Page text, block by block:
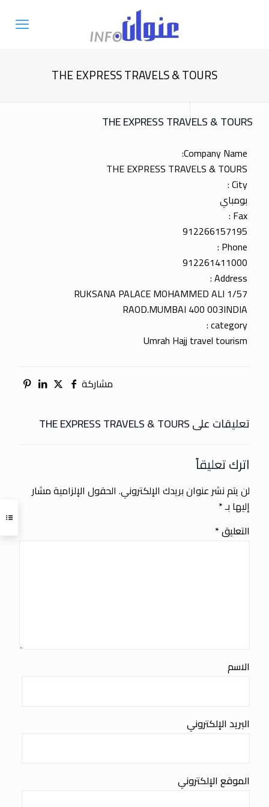
THE EXPRESS TRAVELS & TOURS
THE EXPRESS TRAVELS & TOURS
Company Name:
THE EXPRESS TRAVELS & TOURS
City :
بومباي
Fax :
912266157195
Phone :
912261411000
Address :
1/57 RUKSANA PALACE MOHAMMED ALI
RAOD.MUMBAI 400 003INDIA
category :
Umrah Hajj travel tourism
مشاركة
تعليقات على THE EXPRESS TRAVELS & TOURS
اترك تعليقاً
لن يتم نشر عنوان بريدك الإلكتروني. الحقول الإلزامية مشار
إليها بـ*
التعليق*
الاسم
البريد الإلكتروني
الموقع الإلكتروني